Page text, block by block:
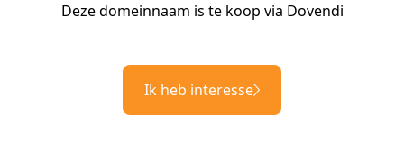
Deze domeinnaam is te koop via Dovendi
Ik heb interesse